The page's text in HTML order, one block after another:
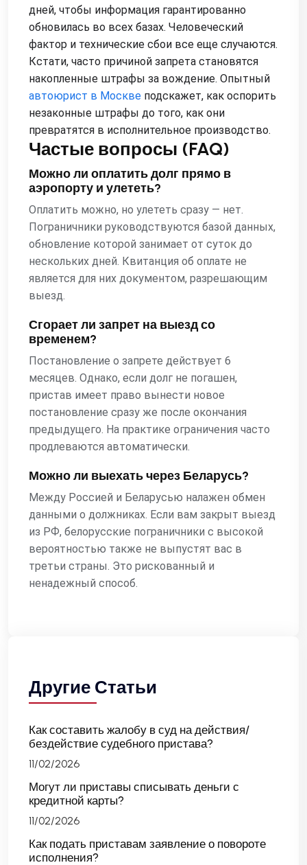
дней, чтобы информация гарантированно
обновилась во всех базах. Человеческий
фактор и технические сбои все еще случаются.
Кстати, часто причиной запрета становятся
накопленные штрафы за вождение. Опытный
автоюрист в Москве подскажет, как оспорить
незаконные штрафы до того, как они
превратятся в исполнительное производство.
Частые вопросы (FAQ)
Можно ли оплатить долг прямо в
аэропорту и улететь?
Оплатить можно, но улететь сразу — нет.
Пограничники руководствуются базой данных,
обновление которой занимает от суток до
нескольких дней. Квитанция об оплате не
является для них документом, разрешающим
выезд.
Сгорает ли запрет на выезд со
временем?
Постановление о запрете действует 6
месяцев. Однако, если долг не погашен,
пристав имеет право вынести новое
постановление сразу же после окончания
предыдущего. На практике ограничения часто
продлеваются автоматически.
Можно ли выехать через Беларусь?
Между Россией и Беларусью налажен обмен
данными о должниках. Если вам закрыт выезд
из РФ, белорусские пограничники с высокой
вероятностью также не выпустят вас в
третьи страны. Это рискованный и
ненадежный способ.
Другие Статьи
Как составить жалобу в суд на действия/
бездействие судебного пристава?
11/02/2026
Могут ли приставы списывать деньги с
кредитной карты?
11/02/2026
Как подать приставам заявление о повороте
исполнения?